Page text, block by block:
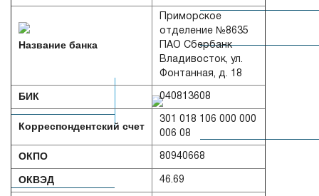
PALFINGER
SANY
Короткобазные
краны
PALFINGER
SANY
СЕДЕЛЬНЫЕ
ТЯГАЧИ
Седельные
тягачи
SANY
Электротягачи
Hyundai
вилочные
погрузчики
вилочные
Название банка
Приморское
отделение №8635
ПАО Сбербанк
Владивосток, ул.
Фонтанная, д. 18
БИК 040813608
Корреспондентский счет
301 018 106 000 000
006 08
ОКПО 80940668
ОКВЭД 46.69